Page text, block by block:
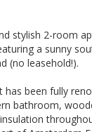
stylish 2-room
a sunny
(no leasehold!).
has been fully
bathroom,